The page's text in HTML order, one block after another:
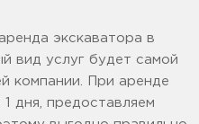
экскаватора в
вид услуг будет самой
компании. При аренде
дня, предоставляем